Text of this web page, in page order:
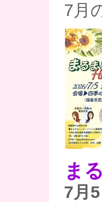
7月
ま
7月